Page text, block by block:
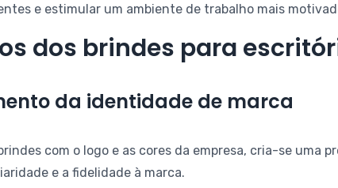
e estimular um ambiente de trabalho mais
dos brindes para
da identidade de marca
com o logo e as cores da empresa, cria-se uma
e a fidelidade à marca.